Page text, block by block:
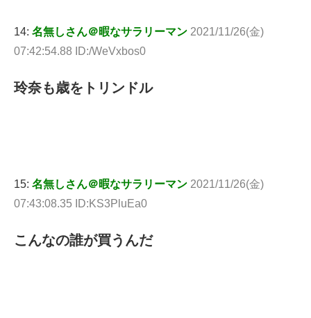
14: 名無しさん＠暇なサラリーマン 2021/11/26(金)
07:42:54.88 ID:/WeVxbos0
玲奈も歳をトリンドル
15: 名無しさん＠暇なサラリーマン 2021/11/26(金)
07:43:08.35 ID:KS3PluEa0
こんなの誰が買うんだ